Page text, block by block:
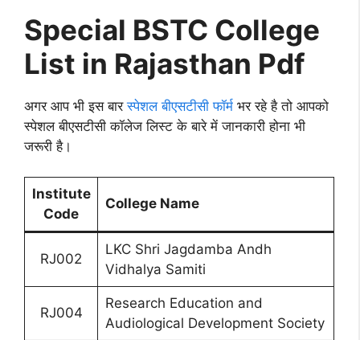
Special BSTC College
List in Rajasthan Pdf
अगर आप भी इस बारस्पेशल बीएसटीसी फॉर्म भर रहे है तो आपको
स्पेशल बीएसटीसी कॉलेज लिस्ट के बारे में जानकारी होना भी
जरूरी है।
Institute
Code
College Name
RJ002
LKC Shri Jagdamba Andh
Vidhalya Samiti
RJ004
Research Education and
Audiological Development Society